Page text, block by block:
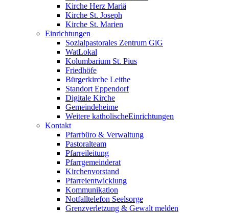
Kirche Herz Mariä
Kirche St. Joseph
Kirche St. Marien
Einrichtungen
Sozialpastorales Zentrum GiG
WatLokal
Kolumbarium St. Pius
Friedhöfe
Bürgerkirche Leithe
Standort Eppendorf
Digitale Kirche
Gemeindeheime
Weitere katholische­­Einrichtungen
Kontakt
Pfarrbüro & Verwaltung
Pastoralteam
Pfarreileitung
Pfarrgemeinderat
Kirchenvorstand
Pfarreientwicklung
Kommunikation
Notfalltelefon Seelsorge
Grenzverletzung & Gewalt melden